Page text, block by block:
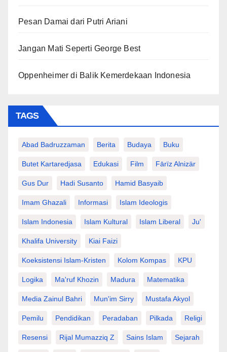
Pesan Damai dari Putri Ariani
Jangan Mati Seperti George Best
Oppenheimer di Balik Kemerdekaan Indonesia
TAGS
Abad Badruzzaman Berita Budaya Buku
Butet Kartaredjasa Edukasi Film Fārïz Alnizär
Gus Dur Hadi Susanto Hamid Basyaib
Imam Ghazali Informasi Islam Ideologis
Islam Indonesia Islam Kultural Islam Liberal Ju'
Khalifa University Kiai Faizi
Koeksistensi Islam-Kristen Kolom Kompas KPU
Logika Ma'ruf Khozin Madura Matematika
Media Zainul Bahri Mun'im Sirry Mustafa Akyol
Pemilu Pendidikan Peradaban Pilkada Religi
Resensi Rijal Mumazziq Z Sains Islam Sejarah